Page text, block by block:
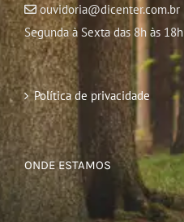
ouvidoria@dicenter.com.br
Segunda à Sexta das 8h às 18h
Política de privacidade
ONDE ESTAMOS